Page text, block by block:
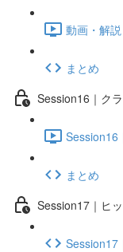
動画・解
まとめ
Session16｜ク
Session16
まとめ
Session17｜ヒ
Session17